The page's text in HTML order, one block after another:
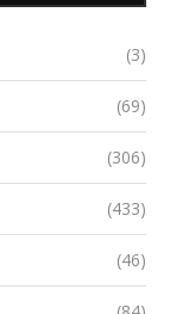
(3)
(69)
(306)
(433)
(46)